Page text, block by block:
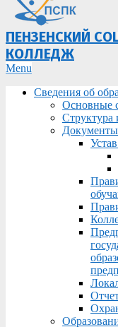
ПЕНЗЕНСКИЙ
КОЛЛЕДЖ
Primary
Menu
Menu
Сведения об
Основные
Структура
Документы